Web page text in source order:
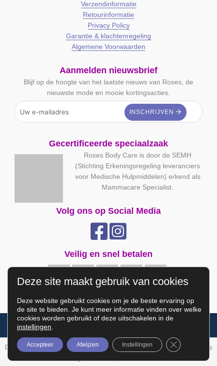
Verzendinformatie
Retourinformatie
Privacy Policy
Garantie & klachtenregeling
Algemene Voorwaarden
Aanmelden nieuwsbrief
Blijf op de hoogte van het laatste nieuws van Roses, de
nieuwste mode en mooie kortingsacties.
Gecertificeerde speciaalzaak
Roses Body Care is door de SEMH
(Stichting Erkeningsregeling leveranciers
voor Medische Hulpmiddelen) erkend als
Mammacare Specialist.
Volg ons op Social Media
Veilig en snel betalen
Copyright © Roses Body Care
De waardering van rosesbodycare.nl/ bijWebwinkelKeur Reviews
is
Deze site maakt gebruik van cookies
Deze website gebruikt cookies om je de beste ervaring op
de site te bieden. Je kunt meer informatie vinden over welke
cookies worden gebruikt of deze uitschakelen in de
instellingen
Accepteer Afwijzen Instellingen Sluit AVG/